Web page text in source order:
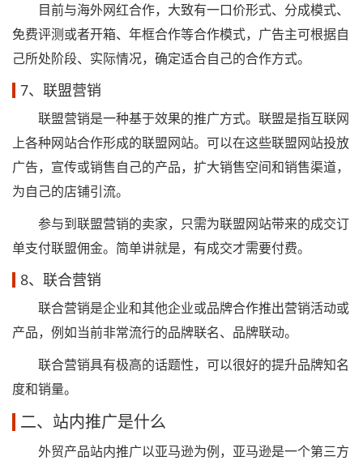
目前与海外网红合作，大致有一口价形式、分成模式、
免费评测或者开箱、年框合作等合作模式，广告主可根据自
己所处阶段、实际情况，确定适合自己的合作方式。
7、联盟营销
联盟营销是一种基于效果的推广方式。联盟是指互联网
上各种网站合作形成的联盟网站。可以在这些联盟网站投放
广告，宣传或销售自己的产品，扩大销售空间和销售渠道，
为自己的店铺引流。
参与到联盟营销的卖家，只需为联盟网站带来的成交订
单支付联盟佣金。简单讲就是，有成交才需要付费。
8、联合营销
联合营销是企业和其他企业或品牌合作推出营销活动或
产品，例如当前非常流行的品牌联名、品牌联动。
联合营销具有极高的话题性，可以很好的提升品牌知名
度和销量。
二、站内推广是什么
外贸产品站内推广以亚马逊为例，亚马逊是一个第三方